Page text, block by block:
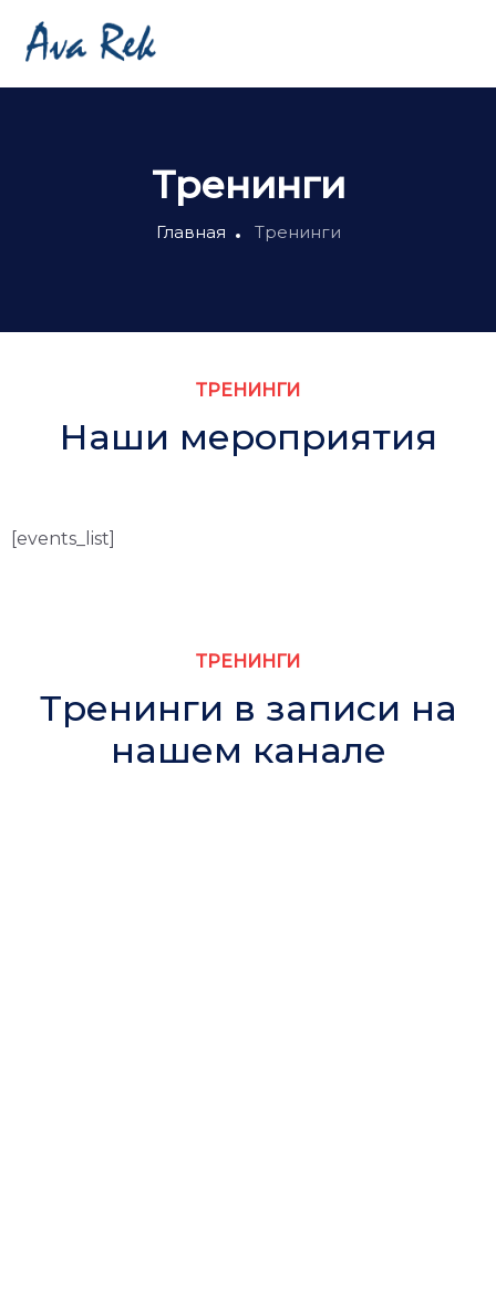
Тренинги
Главная Тренинги
ТРЕНИНГИ
Наши мероприятия
[events_list]
ТРЕНИНГИ
Тренинги в записи на
нашем канале